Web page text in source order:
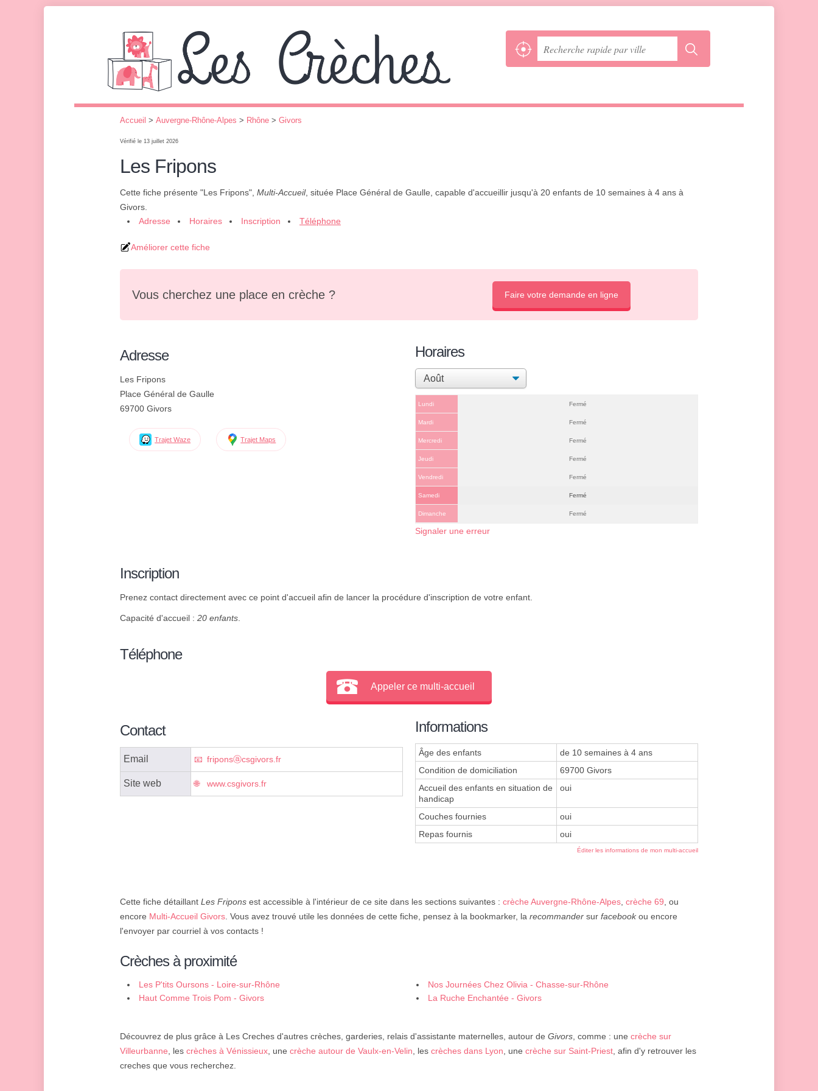
Accueil > Auvergne-Rhône-Alpes > Rhône > Givors
Vérifié le 13 juillet 2026
Les Fripons
Cette fiche présente "Les Fripons", Multi-Accueil, située Place Général de Gaulle, capable d'accueillir jusqu'à 20 enfants de 10 semaines à 4 ans à
Givors.
Adresse
Horaires Inscription Téléphone
Améliorer cette fiche
Vous cherchez une place en crèche ? Faire votre demande en ligne
Adresse
Les Fripons
Place Général de Gaulle
69700 Givors
Trajet Waze Trajet Maps
Horaires
Lundi Fermé
Mardi Fermé
Mercredi Fermé
Jeudi Fermé
Vendredi Fermé
Samedi Fermé
Dimanche Fermé
Signaler une erreur
Inscription
Prenez contact directement avec ce point d'accueil afin de lancer la procédure d'inscription de votre enfant.
Capacité d'accueil : 20 enfants
Téléphone
Appeler ce multi-accueil
Contact
Email friponsⓐcsgivors.fr
Site web www.csgivors.fr
Informations
Âge des enfants
de 10 semaines à 4 ans
Condition de domiciliation
69700 Givors
Accueil des enfants en situation de
handicap
oui
Couches fournies
oui
Repas fournis
oui
Éditer les informations de mon multi-accueil
Cette fiche détaillant Les Fripons est accessible à l'intérieur de ce site dans les sections suivantes : crèche Auvergne-Rhône-Alpes crèche 69 , ou
encore Multi-Accueil Givors . Vous avez trouvé utile les données de cette fiche, pensez à la bookmarker, la recommander sur facebookou encore
l'envoyer par courriel à vos contacts !
Crèches à proximité
Les P'tits Oursons - Loire-sur-Rhône
Nos Journées Chez Olivia - Chasse-sur-Rhône
Haut Comme Trois Pom - Givors
La Ruche Enchantée - Givors
Découvrez de plus grâce à Les Creches d'autres crèches, garderies, relais d'assistante maternelles, autour de Givors , comme : une crèche sur
Villeurbanne , les crèches à Vénissieux , une crèche autour de Vaulx-en-Velin , les crèches dans Lyon , une crèche sur Saint-Priest , afin d'y retrouver les
creches que vous recherchez.